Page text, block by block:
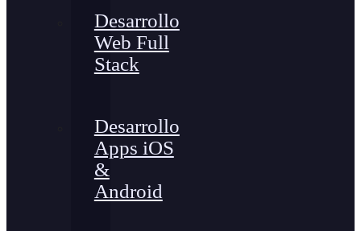
Desarrollo
Web Full
Stack
Desarrollo
Apps iOS
&
Android